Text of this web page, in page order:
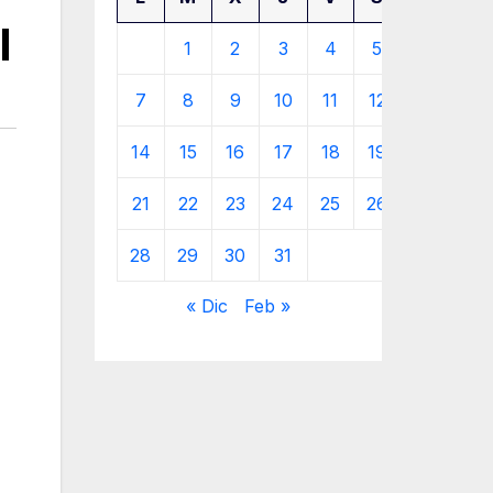
1 2 3 4 5
7 8 9 10 11 12
14 15 16 17 18 19
21 22 23 24 25 26
28 29 30 31
« Dic Feb »